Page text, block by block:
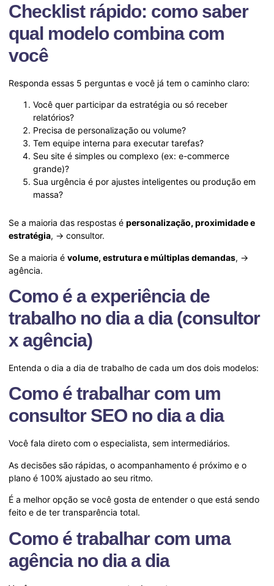
Checklist rápido: como saber
qual modelo combina com
você
Responda essas 5 perguntas e você já tem o caminho claro:
Você quer participar da estratégia ou só receber
relatórios?
Precisa de personalização ou volume?
Tem equipe interna para executar tarefas?
Seu site é simples ou complexo (ex: e-commerce
grande)?
Sua urgência é por ajustes inteligentes ou produção em
massa?
Se a maioria das respostas é personalização, proximidade e
estratégia, → consultor.
Se a maioria é volume, estrutura e múltiplas demandas, →
agência.
Como é a experiência de
trabalho no dia a dia (consultor
x agência)
Entenda o dia a dia de trabalho de cada um dos dois modelos:
Como é trabalhar com um
consultor SEO no dia a dia
Você fala direto com o especialista, sem intermediários.
As decisões são rápidas, o acompanhamento é próximo e o
plano é 100% ajustado ao seu ritmo.
É a melhor opção se você gosta de entender o que está sendo
feito e de ter transparência total.
Como é trabalhar com uma
agência no dia a dia